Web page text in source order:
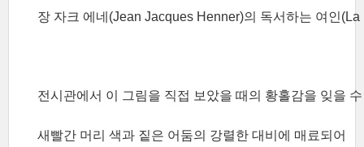
장 자크 에네(Jean Jacques Henner)의 독서하는 여인(
전시관에서 이 그림을 직접 보았을 때의 황홀감을 잊을
새빨간 머리 색과 짙은 어둠의 강렬한 대비에 매료되어